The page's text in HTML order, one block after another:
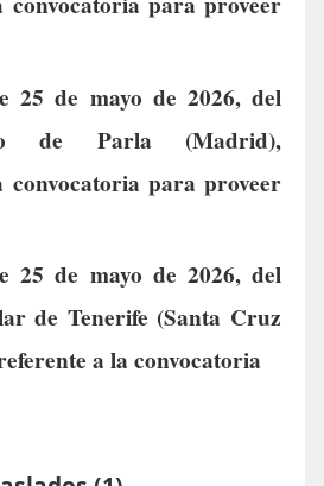
25 de mayo de 2026, del
de Parla (Madrid),
convocatoria para proveer
25 de mayo de 2026, del
de Tenerife (Santa Cruz
a la convocatoria